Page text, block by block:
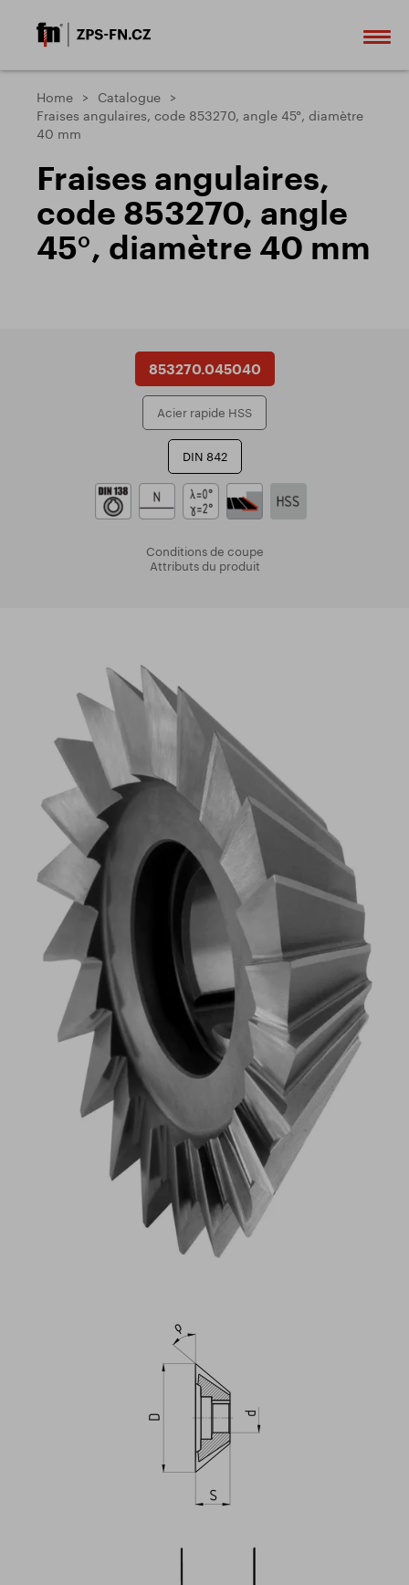
Home
Catalogue
Fraises angulaires, code 853270, angle 45°, diamètre
40 mm
Fraises angulaires,
code 853270, angle
45°, diamètre 40 mm
853270.045040
Acier rapide HSS
DIN 842
Conditions de coupe
Attributs du produit